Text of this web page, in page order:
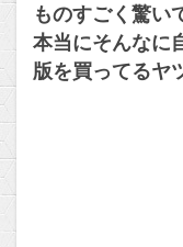
ものすごく驚い
本当にそんなに
版を買ってるヤ